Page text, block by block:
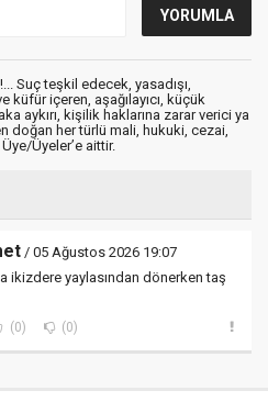
Suç teşkil edecek, yasadışı,
küfür içeren, aşağılayıcı, küçük
aykırı, kişilik haklarına zarar verici ya
doğan her türlü mali, hukuki, cezai,
Üyeler’e aittir.
/ 05 Ağustos 2026 19:07
ikizdere yaylasından dönerken taş
(0) (0)